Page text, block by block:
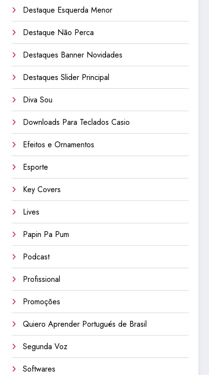
Destaque Esquerda Menor
Destaque Não Perca
Destaques Banner Novidades
Destaques Slider Principal
Diva Sou
Downloads Para Teclados Casio
Efeitos e Ornamentos
Esporte
Key Covers
Lives
Papin Pa Pum
Podcast
Profissional
Promoções
Quiero Aprender Portugués de Brasil
Segunda Voz
Softwares